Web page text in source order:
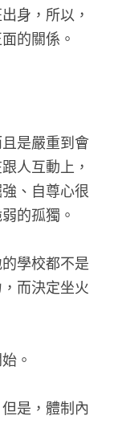
身，所以，
的關係。
是嚴重到會
人互動上，
、自尊心很
的孤獨。
學校都不是
而決定坐火
。
是，體制內